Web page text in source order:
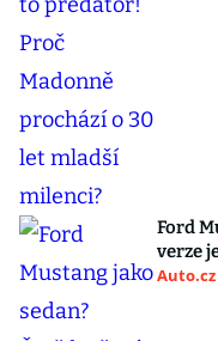
Ford
verze
Auto.cz